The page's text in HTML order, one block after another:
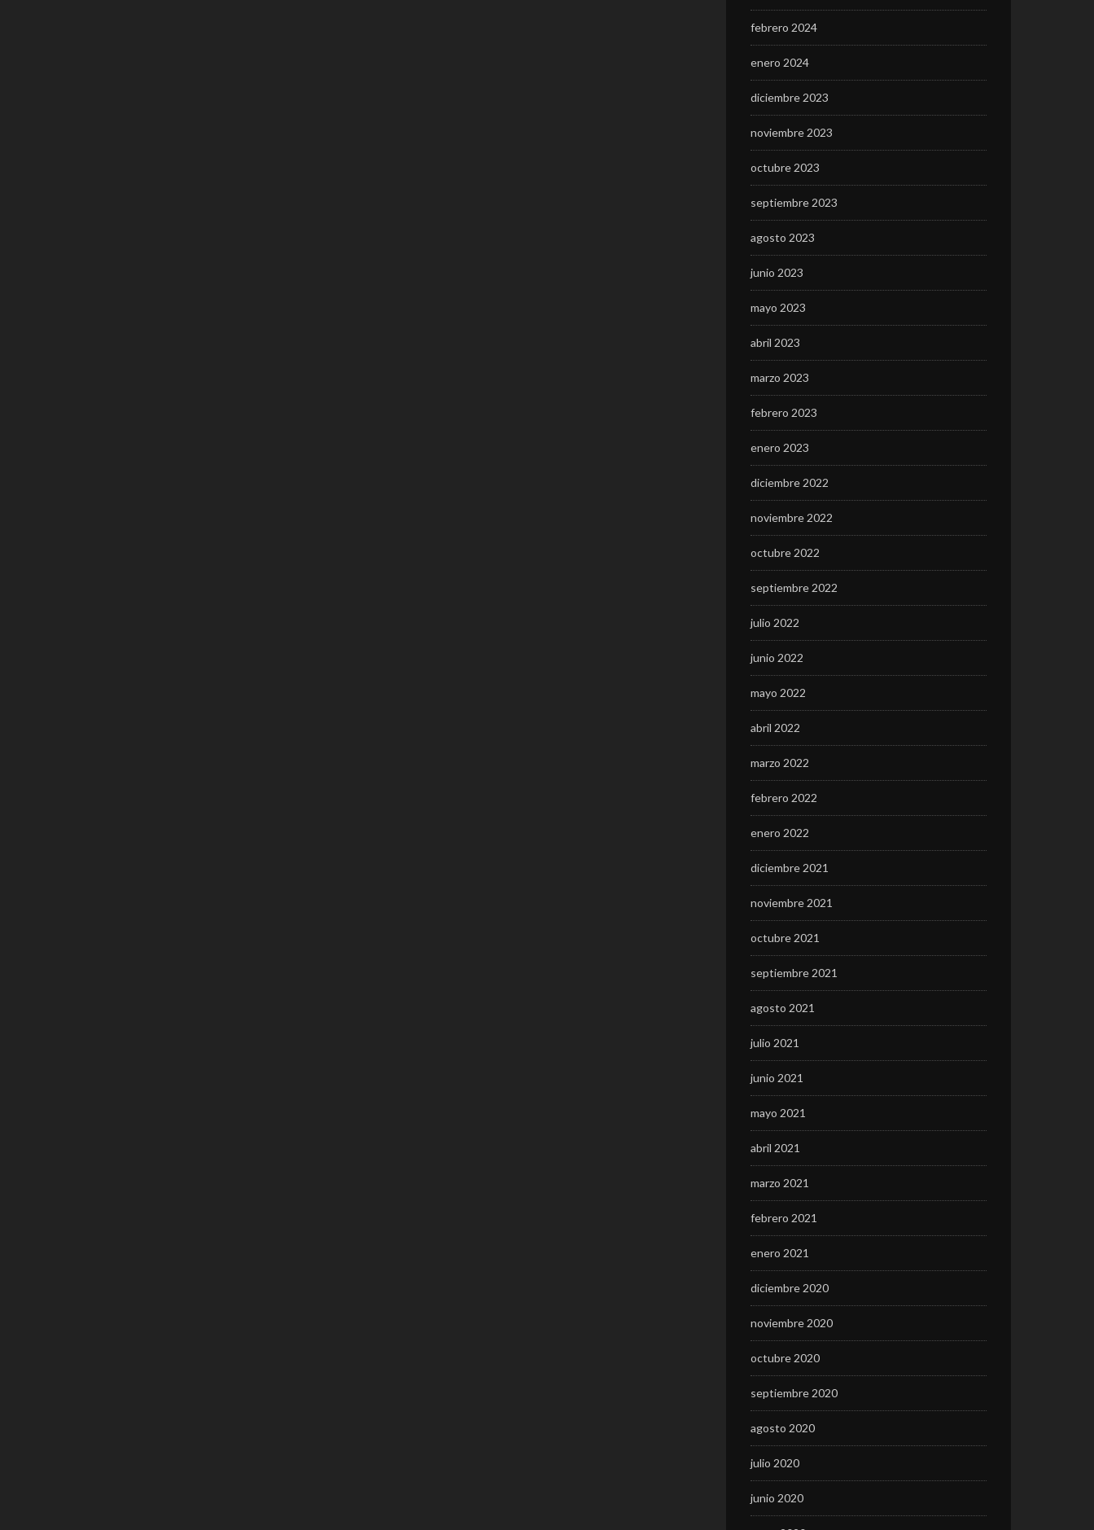
febrero 2024
enero 2024
diciembre 2023
noviembre 2023
octubre 2023
septiembre 2023
agosto 2023
junio 2023
mayo 2023
abril 2023
marzo 2023
febrero 2023
enero 2023
diciembre 2022
noviembre 2022
octubre 2022
septiembre 2022
julio 2022
junio 2022
mayo 2022
abril 2022
marzo 2022
febrero 2022
enero 2022
diciembre 2021
noviembre 2021
octubre 2021
septiembre 2021
agosto 2021
julio 2021
junio 2021
mayo 2021
abril 2021
marzo 2021
febrero 2021
enero 2021
diciembre 2020
noviembre 2020
octubre 2020
septiembre 2020
agosto 2020
julio 2020
junio 2020